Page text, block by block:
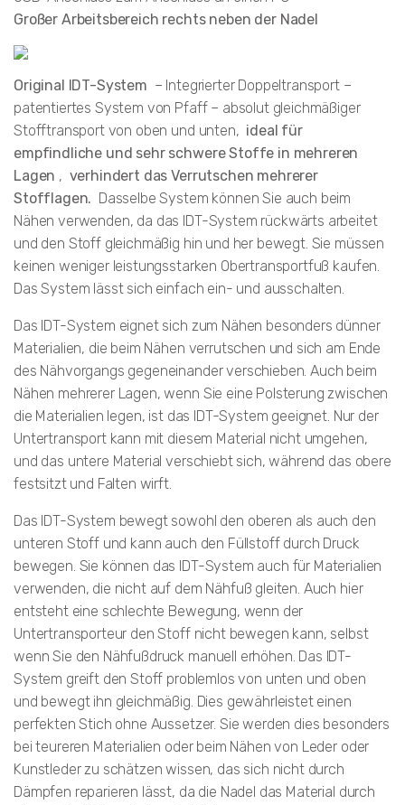
Großer Arbeitsbereich rechts neben der Nadel
Original IDT-System – Integrierter Doppeltransport –
patentiertes System von Pfaff – absolut gleichmäßiger
Stofftransport von oben und unten, ideal für
empfindliche und sehr schwere Stoffe in mehreren
Lagen , verhindert das Verrutschen mehrerer
Stofflagen. Dasselbe System können Sie auch beim
Nähen verwenden, da das IDT-System rückwärts arbeitet
und den Stoff gleichmäßig hin und her bewegt. Sie müssen
keinen weniger leistungsstarken Obertransportfuß kaufen.
Das System lässt sich einfach ein- und ausschalten.
Das IDT-System eignet sich zum Nähen besonders dünner
Materialien, die beim Nähen verrutschen und sich am Ende
des Nähvorgangs gegeneinander verschieben. Auch beim
Nähen mehrerer Lagen, wenn Sie eine Polsterung zwischen
die Materialien legen, ist das IDT-System geeignet. Nur der
Untertransport kann mit diesem Material nicht umgehen,
und das untere Material verschiebt sich, während das obere
festsitzt und Falten wirft.
Das IDT-System bewegt sowohl den oberen als auch den
unteren Stoff und kann auch den Füllstoff durch Druck
bewegen. Sie können das IDT-System auch für Materialien
verwenden, die nicht auf dem Nähfuß gleiten. Auch hier
entsteht eine schlechte Bewegung, wenn der
Untertransporteur den Stoff nicht bewegen kann, selbst
wenn Sie den Nähfußdruck manuell erhöhen. Das IDT-
System greift den Stoff problemlos von unten und oben
und bewegt ihn gleichmäßig. Dies gewährleistet einen
perfekten Stich ohne Aussetzer. Sie werden dies besonders
bei teureren Materialien oder beim Nähen von Leder oder
Kunstleder zu schätzen wissen, das sich nicht durch
Dämpfen reparieren lässt, da die Nadel das Material durch